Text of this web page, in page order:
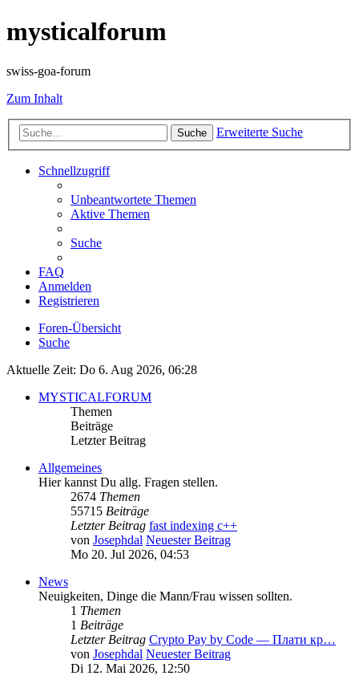
mysticalforum
swiss-goa-forum
Zum Inhalt
Suche Erweiterte Suche
Schnellzugriff
Unbeantwortete Themen
Aktive Themen
Suche
FAQ
Anmelden
Registrieren
Foren-Übersicht
Suche
Aktuelle Zeit: Do 6. Aug 2026, 06:28
MYSTICALFORUM
Themen
Beiträge
Letzter Beitrag
Allgemeines
Hier kannst Du allg. Fragen stellen.
2674 Themen
55715 Beiträge
Letzter Beitrag fast indexing c++
von Josephdal Neuester Beitrag
Mo 20. Jul 2026, 04:53
News
Neuigkeiten, Dinge die Mann/Frau wissen sollten.
1 Themen
1 Beiträge
Letzter Beitrag Crypto Pay by Code — Плати кр…
von Josephdal Neuester Beitrag
Di 12. Mai 2026, 12:50